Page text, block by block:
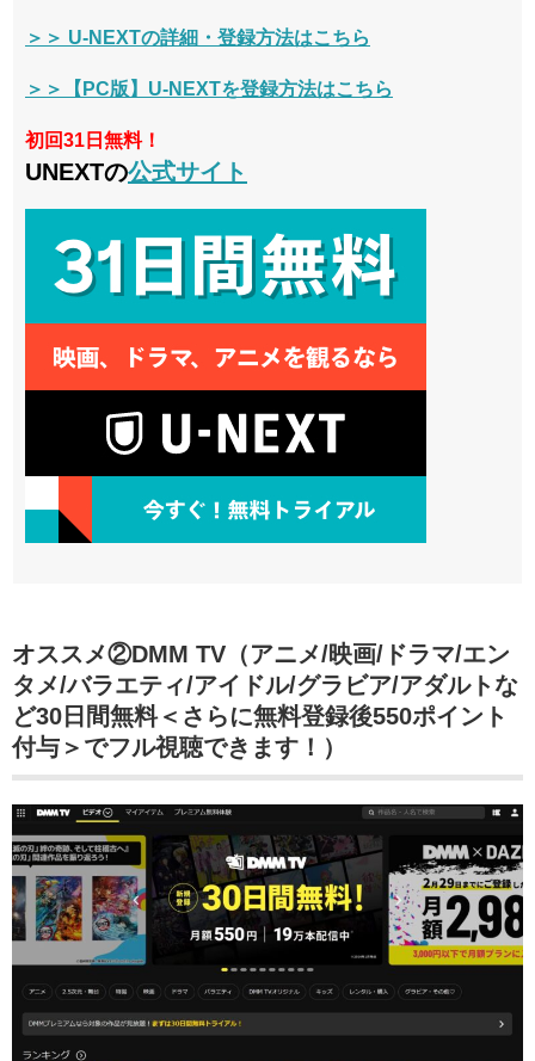
＞＞ U-NEXTの詳細・登録方法はこちら
＞＞【PC版】U-NEXTを登録方法はこちら
初回31日無料！
UNEXTの公式サイト
オススメ②DMM TV（アニメ/映画/ドラマ/エン
タメ/バラエティ/アイドル/グラビア/アダルトな
ど30日間無料＜さらに無料登録後550ポイント
付与＞でフル視聴できます！）